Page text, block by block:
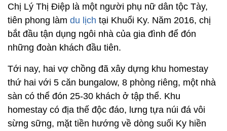
Chị Lý Thị Điệp là một người phụ nữ dân tộc Tày,
tiên phong làm du lịch tại Khuổi Ky. Năm 2016, chị
bắt đầu tận dụng ngôi nhà của gia đình để đón
những đoàn khách đầu tiên.
Tới nay, hai vợ chồng đã xây dựng khu homestay
thứ hai với 5 căn bungalow, 8 phòng riêng, một nhà
sàn có thể đón 25-30 khách ở tập thể. Khu
homestay có địa thế độc đáo, lưng tựa núi đá vôi
sừng sững, mặt tiền hướng về dòng suối Ky hiền